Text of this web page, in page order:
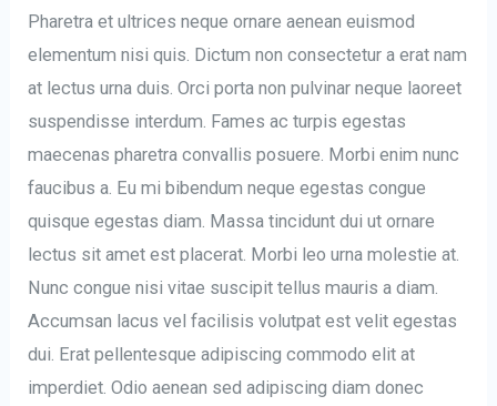
Pharetra et ultrices neque ornare aenean euismod
elementum nisi quis. Dictum non consectetur a erat nam
at lectus urna duis. Orci porta non pulvinar neque laoreet
suspendisse interdum. Fames ac turpis egestas
maecenas pharetra convallis posuere. Morbi enim nunc
faucibus a. Eu mi bibendum neque egestas congue
quisque egestas diam. Massa tincidunt dui ut ornare
lectus sit amet est placerat. Morbi leo urna molestie at.
Nunc congue nisi vitae suscipit tellus mauris a diam.
Accumsan lacus vel facilisis volutpat est velit egestas
dui. Erat pellentesque adipiscing commodo elit at
imperdiet. Odio aenean sed adipiscing diam donec